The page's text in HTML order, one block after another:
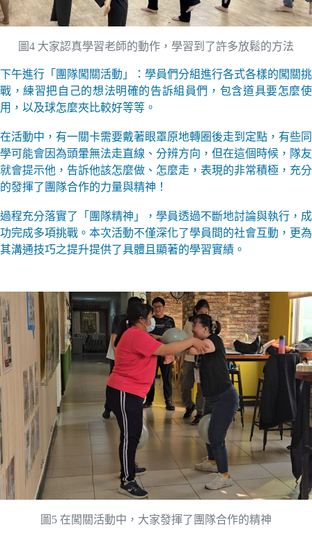
圖4 大家認真學習老師的動作，學習到了許多放鬆的方法
下午進行「團隊闖關活動」：學員們分組進行各式各樣的闖關挑
戰，練習把自己的想法明確的告訴組員們，包含道具要怎麼使
用，以及球怎麼夾比較好等等。
在活動中，有一關卡需要戴著眼罩原地轉圈後走到定點，有些同
學可能會因為頭暈無法走直線、分辨方向，但在這個時候，隊友
就會提示他，告訴他該怎麼做、怎麼走，表現的非常積極，充分
的發揮了團隊合作的力量與精神！
過程充分落實了「團隊精神」，學員透過不斷地討論與執行，成
功完成多項挑戰。本次活動不僅深化了學員間的社會互動，更為
其溝通技巧之提升提供了具體且顯著的學習實績。
圖5 在闖關活動中，大家發揮了團隊合作的精神